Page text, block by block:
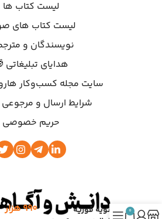
لیست کتاب ها
لیست کتاب های
نویسندگان و
هدایای تبلیغاتی
سایت مجله کسب‌وکار
شرایط ارسال و
حریم خصوصی
ژانویه فوریه
۹۹۰هزار
0